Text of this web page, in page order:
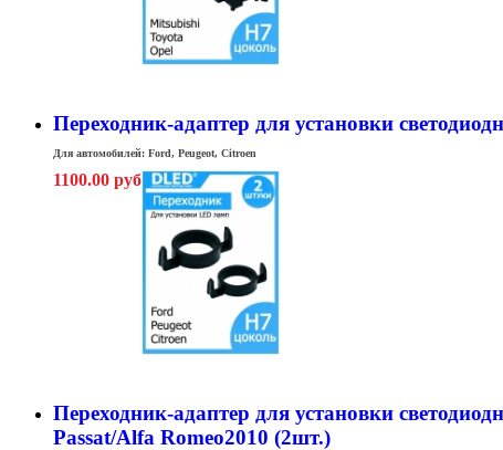
Переходник-адаптер для установки
Для автомобилей: Ford, Peugeot, Citroen
1100.00 руб
Переходник-адаптер для установки
Passat/Alfa Romeo2010 (2шт.)